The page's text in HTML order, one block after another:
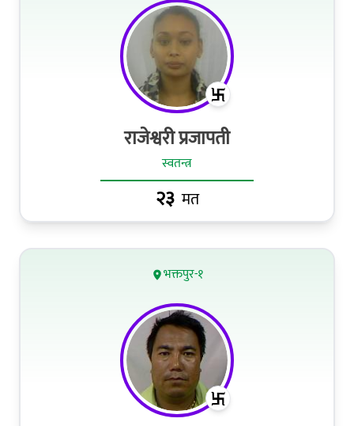
राजेश्वरी प्रजापती
स्वतन्त्र
२३ मत
भक्तपुर-१